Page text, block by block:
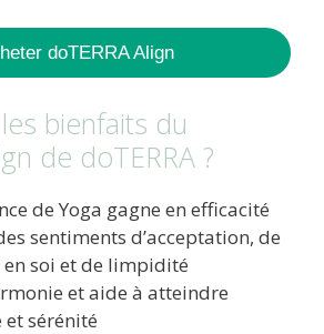
doTERRA Align
bienfaits du
de doTERRA ?
de Yoga gagne en efficacité
sentiments d’acceptation, de
en soi et de limpidité
et aide à atteindre
sérénité